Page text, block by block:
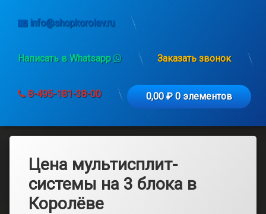
info@shopkorolev.ru
Написать в Whatsapp Заказать звонок
8-495-181-38-00 0,00 ₽0 элементов
Цена мультисплит-
системы на 3 блока в
Королёве